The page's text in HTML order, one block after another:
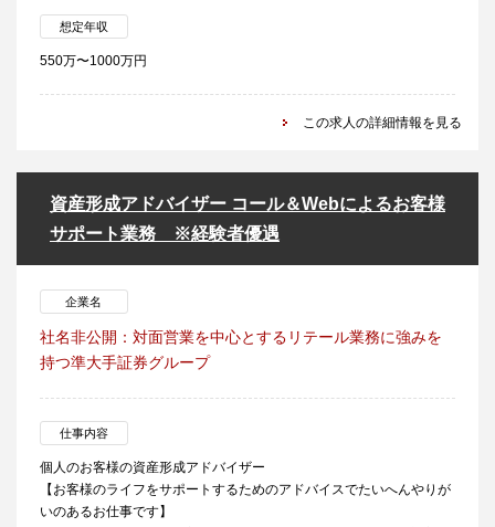
想定年収
550万〜1000万円
この求人の詳細情報を見る
資産形成アドバイザー コール＆Webによるお客様
サポート業務 ※経験者優遇
企業名
社名非公開：対面営業を中心とするリテール業務に強みを
持つ準大手証券グループ
仕事内容
個人のお客様の資産形成アドバイザー
【お客様のライフをサポートするためのアドバイスでたいへんやりが
いのあるお仕事です】